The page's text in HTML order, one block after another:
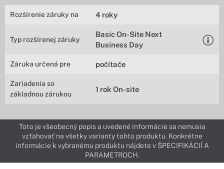
Rozšírenie záruky na 4 roky
Typ rozšírenej záruky
Basic On-Site Next
Business Day
Záruka určená pre počítače
Zariadenia so
základnou zárukou
1 rok On-site
Toto je všeobecný popis a uvedené informácie sa nemusia
vzťahovať na všetky varianty tohto produktu. Konkrétne
informácie k vybranému produktu nájdete v ŠPECIFIKÁCIÍ A
PARAMETROCH.